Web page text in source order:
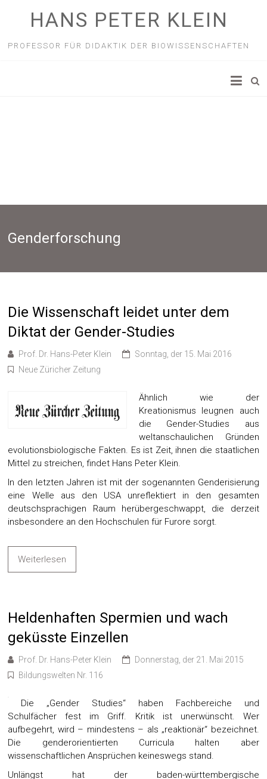
HANS PETER KLEIN
PROFESSOR FÜR DIDAKTIK DER BIOWISSENSCHAFTEN
Genderforschung
Die Wissenschaft leidet unter dem
Diktat der Gender-Studies
Prof. Dr. Hans-Peter Klein
Sonntag, der 15. Mai 2016
Neue Züricher Zeitung
Ähnlich wie der
Kreationismus leugnen auch
die Gender-Studies aus
weltanschaulichen Gründen
evolutionsbiologische Fakten. Es ist Zeit, ihnen die staatlichen
Mittel zu streichen, findet Hans Peter Klein.
In den letzten Jahren ist mit der sogenannten Genderisierung
eine Welle aus den USA unreflektiert in den gesamten
deutschsprachigen Raum herübergeschwappt, die derzeit
insbesondere an den Hochschulen für Furore sorgt.
Weiterlesen
Heldenhaften Spermien und wach
geküsste Einzellen
Prof. Dr. Hans-Peter Klein
Donnerstag, der 21. Mai 2015
Bildungswelten Nr. 116
Die „Gender Studies“ haben Fachbereiche und
Schulfächer fest im Griff. Kritik ist unerwünscht. Wer
aufbegehrt, wird – mindestens – als „reaktionär“ bezeichnet.
Die genderorientierten Curricula halten aber
wissenschaftlichen Ansprüchen keineswegs stand.
Unlängst hat der baden-württembergische